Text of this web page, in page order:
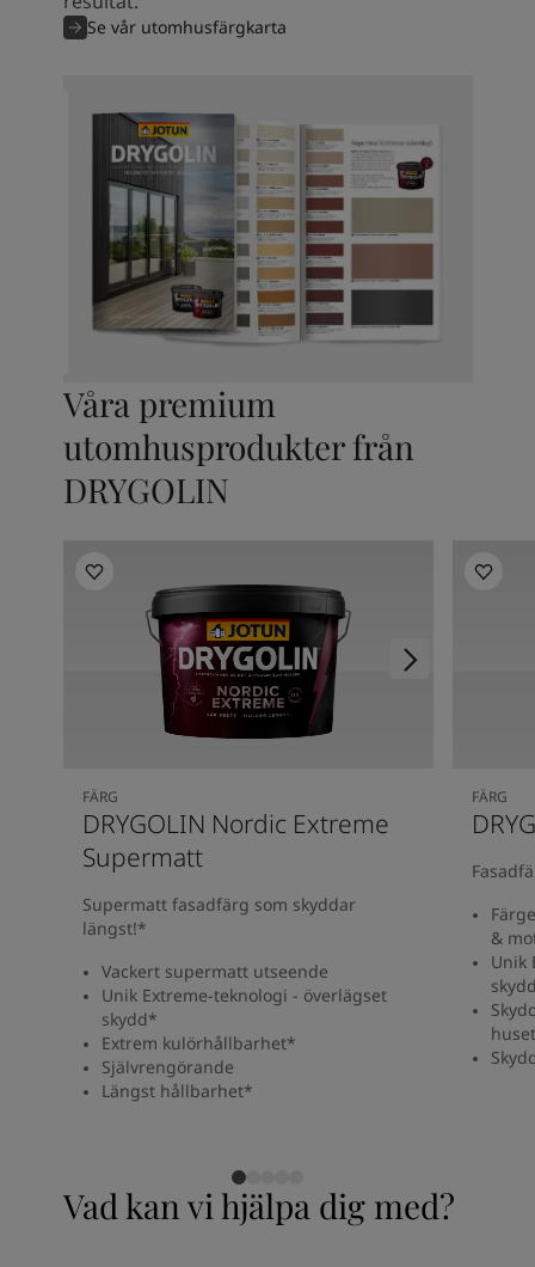
Se vår utomhusfärgkarta
Våra premium
utomhusprodukter från
DRYGOLIN
FÄRG
DRYGOLIN Nordic Extreme
Supermatt
Supermatt fasadfärg som skyddar
längst!*
Vackert supermatt utseende
Unik Extreme-teknologi - överlägset
skydd*
Extrem kulörhållbarhet*
Självrengörande
Längst hållbarhet*
FÄRG
&
Unik
Vad kan vi hjälpa dig med?